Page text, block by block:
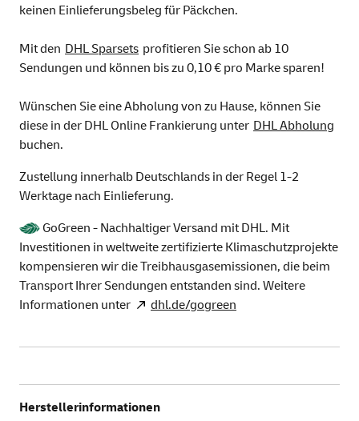
keinen Einlieferungsbeleg für Päckchen.
Mit den DHL Sparsets profitieren Sie schon ab 10
Sendungen und können bis zu 0,10 € pro Marke sparen!
Wünschen Sie eine Abholung von zu Hause, können Sie
diese in der DHL Online Frankierung unter DHL Abholung
buchen.
Zustellung innerhalb Deutschlands in der Regel 1-2
Werktage nach Einlieferung.
GoGreen - Nachhaltiger Versand mit DHL. Mit
Investitionen in weltweite zertifizierte Klimaschutzprojekte
kompensieren wir die Treibhausgasemissionen, die beim
Transport Ihrer Sendungen entstanden sind. Weitere
Informationen unter
dhl.de/gogreen
Herstellerinformationen